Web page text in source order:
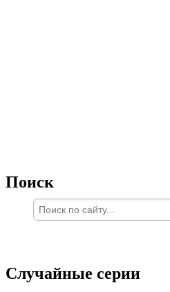
Поиск
Случайные серии